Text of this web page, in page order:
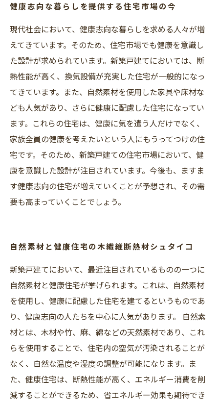
健康志向な暮らしを提供する住宅市場の今
現代社会において、健康志向な暮らしを求める人々が増
えてきています。そのため、住宅市場でも健康を意識し
た設計が求められています。新築戸建てにおいては、断
熱性能が高く、換気設備が充実した住宅が一般的になっ
てきています。また、自然素材を使用した家具や床材な
ども人気があり、さらに健康に配慮した住宅になってい
ます。これらの住宅は、健康に気を遣う人だけでなく、
家族全員の健康を考えたいという人にもうってつけの住
宅です。そのため、新築戸建ての住宅市場において、健
康を意識した設計が注目されています。今後も、ますま
す健康志向の住宅が増えていくことが予想され、その需
要も高まっていくことでしょう。
自然素材と健康住宅の木繊維断熱材シュタイコ
新築戸建てにおいて、最近注目されているものの一つに
自然素材と健康住宅が挙げられます。これは、自然素材
を使用し、健康に配慮した住宅を建てるというものであ
り、健康志向の人たちを中心に人気があります。 自然素
材とは、木材や竹、麻、綿などの天然素材であり、これ
らを使用することで、住宅内の空気が汚染されることが
なく、自然な温度や湿度の調整が可能になります。ま
た、健康住宅は、断熱性能が高く、エネルギー消費を削
減することができるため、省エネルギー効果も期待でき